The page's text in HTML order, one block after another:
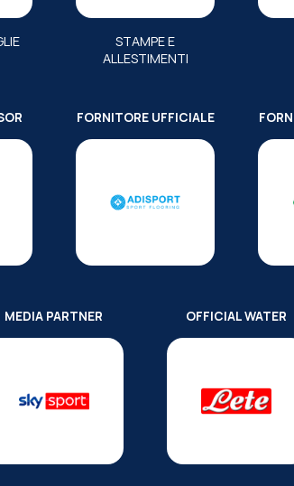
STAMPE E
ALLESTIMENTI
FORNITORE UFFICIALE
MEDIA PARTNER OFFICIAL WATER